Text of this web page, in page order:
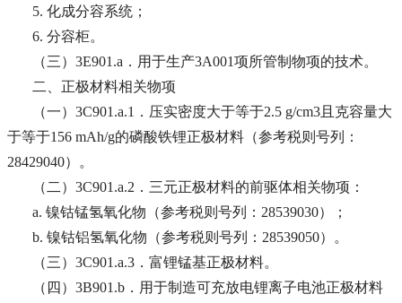
5. 化成分容系统；
6. 分容柜。
（三）3E901.a．用于生产3A001项所管制物项的技术。
二、正极材料相关物项
（一）3C901.a.1．压实密度大于等于2.5 g/cm3且克容量大
于等于156 mAh/g的磷酸铁锂正极材料（参考税则号列：
28429040）。
（二）3C901.a.2．三元正极材料的前驱体相关物项：
a. 镍钴锰氢氧化物（参考税则号列：28539030）；
b. 镍钴铝氢氧化物（参考税则号列：28539050）。
（三）3C901.a.3．富锂锰基正极材料。
（四）3B901.b．用于制造可充放电锂离子电池正极材料